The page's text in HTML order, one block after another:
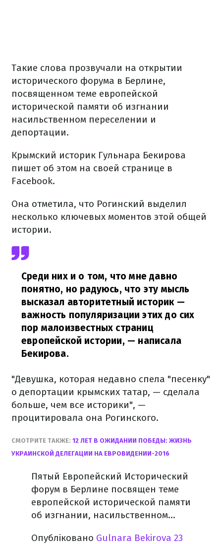
Такие слова прозвучали на открытии
исторического форума в Берлине,
посвященном теме европейской
исторической памяти об изгнании
насильственном переселении и
депортации.
Крымский историк Гульнара Бекирова
пишет об этом на своей странице в
Facebook.
Она отметила, что Рогинский выделил
несколько ключевых моментов этой общей
истории.
Среди них и о том, что мне давно
понятно, но радуюсь, что эту мысль
высказал авторитетный историк —
важность популяризации этих до сих
пор малоизвестных страниц
европейской истории, — написала
Бекирова.
"Девушка, которая недавно спела "песенку"
о депортации крымских татар, — сделала
больше, чем все историки", —
процитировала она Рогинского.
СМОТРИТЕ ТАКЖЕ: 12 ЛЕТ В ОЖИДАНИИ ПОБЕДЫ: ЖИЗНЬ
УКРАИНСКОЙ ДЕЛЕГАЦИИ НА ЕВРОВИДЕНИИ-2016
Пятый Европейский Исторический
форум в Берлине посвящен теме
европейской исторической памяти
об изгнании, насильственном...
Опубліковано Gulnara Bekirova 23